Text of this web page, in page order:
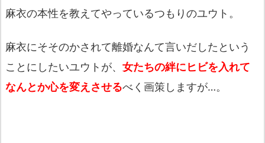
麻衣の本性を教えてやっているつもりのユウト。
麻衣にそそのかされて離婚なんて言いだしたという
ことにしたいユウトが、 女たちの絆にヒビを入れて
なんとか心を変えさせるべく画策しますが…。